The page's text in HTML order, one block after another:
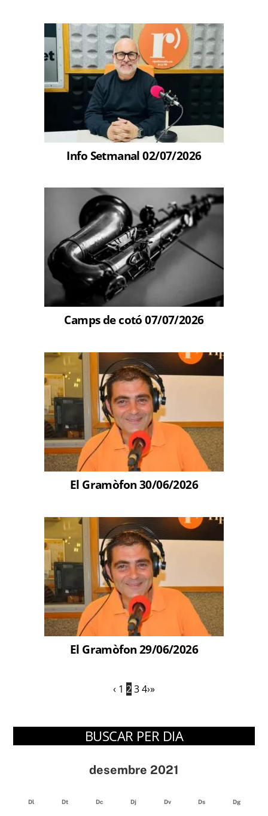
Info Setmanal 02/07/2026
Camps de cotó 07/07/2026
El Gramòfon 30/06/2026
El Gramòfon 29/06/2026
‹ 1 234›»
BUSCAR PER DIA
desembre 2021
Dl Dt Dc Dj Dv Ds Dg